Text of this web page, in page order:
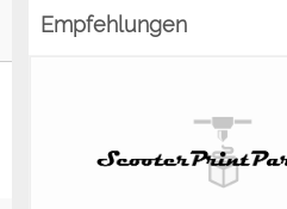
Empfehlungen